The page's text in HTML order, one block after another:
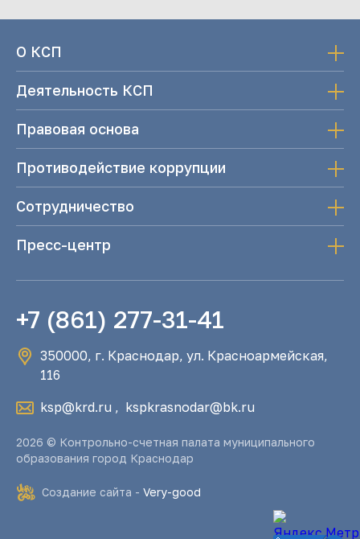
О КСП
Деятельность КСП
Правовая основа
Противодействие коррупции
Сотрудничество
Пресс-центр
+7 (861) 277-31-41
350000, г. Краснодар, ул. Красноармейская,
116
ksp@krd.ru , kspkrasnodar@bk.ru
2026 © Контрольно-счетная палата муниципального
образования город Краснодар
Создание сайта - Very-good